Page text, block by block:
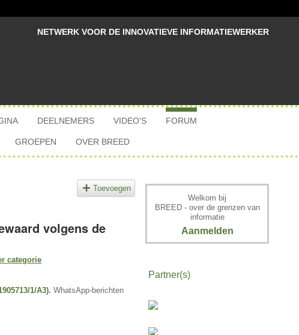
NETWERK VOOR DE INNOVATIEVE INFORMATIEWERKER
DEELNEMERS VIDEO'S FORUM
GROEPEN OVER BREED
Toevoegen
volgens de
categorie
1/A3). WhatsApp-berichten
Welkom bij
BREED - over de grenzen van
informatie
Aanmelden
Partner(s)